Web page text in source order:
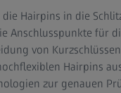
Hairpins in die
Anschlusspunkte für
von
Hairpins
zur genauen